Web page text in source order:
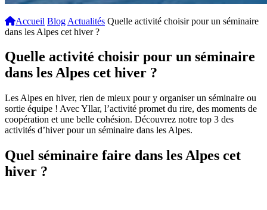
Accueil Blog Actualités Quelle activité choisir pour un séminaire
dans les Alpes cet hiver ?
Quelle activité choisir pour un séminaire
dans les Alpes cet hiver ?
Les Alpes en hiver, rien de mieux pour y organiser un séminaire ou
sortie équipe ! Avec Yllar, l’activité promet du rire, des moments de
coopération et une belle cohésion. Découvrez notre top 3 des
activités d’hiver pour un séminaire dans les Alpes.
Quel séminaire faire dans les Alpes cet
hiver ?